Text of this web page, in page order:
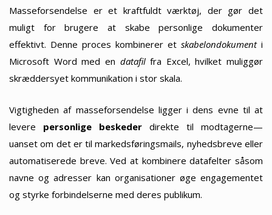
Masseforsendelse er et kraftfuldt værktøj, der gør det
muligt for brugere at skabe personlige dokumenter
effektivt. Denne proces kombinerer et skabelondokumenti
Microsoft Word med en datafilfra Excel, hvilket muliggør
skræddersyet kommunikation i stor skala.
Vigtigheden af masseforsendelse ligger i dens evne til at
levere personlige beskeder direkte til modtagerne—
uanset om det er til markedsføringsmails, nyhedsbreve eller
automatiserede breve. Ved at kombinere datafelter såsom
navne og adresser kan organisationer øge engagementet
og styrke forbindelserne med deres publikum.